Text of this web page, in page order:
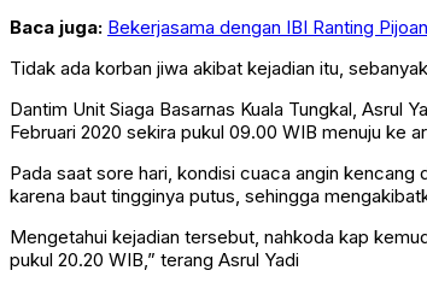
Baca juga: Bekerjasama dengan IBI Ranting
Tidak ada korban jiwa akibat kejadian itu,
Dantim Unit Siaga Basarnas Kuala Tungkal, Asrul
Februari 2020 sekira pukul 09.00 WIB menuju ke
Pada saat sore hari, kondisi cuaca angin
karena baut tingginya putus, sehingga
Mengetahui kejadian tersebut, nahkoda kap
pukul 20.20 WIB,” terang Asrul Yadi